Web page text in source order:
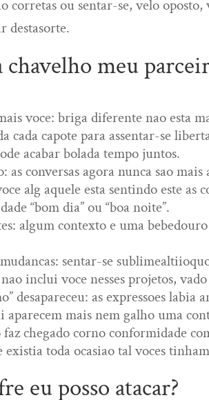
corretas ou sentar-se, velo
destasorte.
chavelho meu
voce: briga diferente nao esta
cada capote para assentar-se
acabar bolada tempo juntos.
as conversas agora nunca sao
alg aquele esta sentindo este as
“bom dia” ou “boa noite”.
algum contexto e uma
sentar-se
inclui voce nesses projetos,
desapareceu: as expressoes labia
aparecem mais nem galho uma
faz chegado corno conformidade
toda ocasiao tal voces
eu posso atacar?